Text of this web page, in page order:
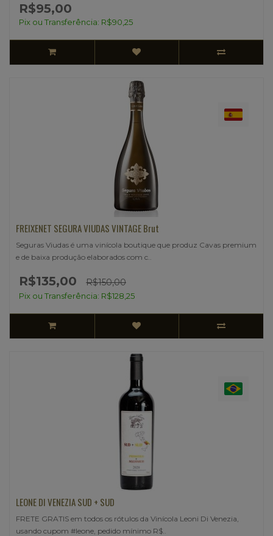
R$95,00
Pix ou Transferência: R$90,25
FREIXENET SEGURA VIUDAS VINTAGE Brut
Seguras Viudas é uma vinícola boutique que produz Cavas premium
e de baixa produção elaborados com c..
R$135,00 R$150,00
Pix ou Transferência: R$128,25
LEONE DI VENEZIA SUD + SUD
FRETE GRATIS em todos os rótulos da Vinícola Leoni Di Venezia,
usando cupom #leone, pedido mínimo R$..